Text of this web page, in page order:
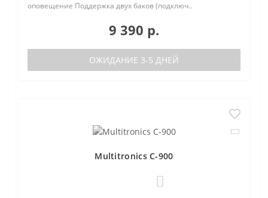
оповещение Поддержка двух баков (подключ..
9 390 р.
ОЖИДАНИЕ 3-5 ДНЕЙ
Multitronics C-900